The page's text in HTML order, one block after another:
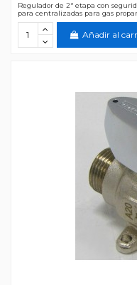
Regulador de 2ª etapa con
para centralizadas para gas
Añadir al